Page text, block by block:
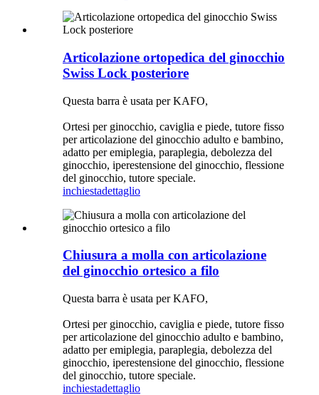
Articolazione ortopedica del ginocchio
Swiss Lock posteriore
Questa barra è usata per KAFO,
Ortesi per ginocchio, caviglia e piede, tutore fisso
per articolazione del ginocchio adulto e bambino,
adatto per emiplegia, paraplegia, debolezza del
ginocchio, iperestensione del ginocchio, flessione
del ginocchio, tutore speciale.
inchiestadettaglio
Chiusura a molla con articolazione
del ginocchio ortesico a filo
Questa barra è usata per KAFO,
Ortesi per ginocchio, caviglia e piede, tutore fisso
per articolazione del ginocchio adulto e bambino,
adatto per emiplegia, paraplegia, debolezza del
ginocchio, iperestensione del ginocchio, flessione
del ginocchio, tutore speciale.
inchiestadettaglio